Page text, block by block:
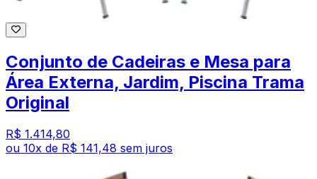
Conjunto de Cadeiras e Mesa para
Área Externa, Jardim, Piscina Trama
Original
R$ 1.414,80
ou 10x de R$ 141,48 sem juros